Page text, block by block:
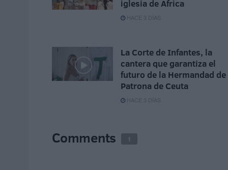
iglesia de África
HACE 3 DÍAS
La Corte de Infantes, la
cantera que garantiza el
futuro de la Hermandad de
Patrona de Ceuta
HACE 3 DÍAS
Comments 1